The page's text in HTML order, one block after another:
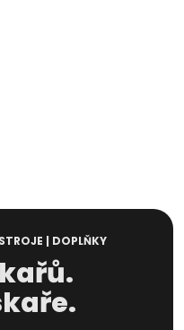
| DOPLŇKY